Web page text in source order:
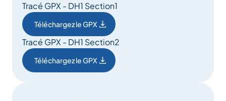
Tracé GPX - DH1 Section1
Téléchargez le GPX
Tracé GPX - DH1 Section2
Téléchargez le GPX